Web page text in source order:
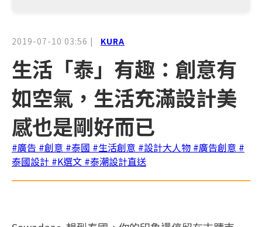
2019-07-10 03:56 | KURA
生活「泰」有趣：創意有
如空氣，生活充滿設計美
感也是剛好而已
#廣告 #創意 #泰國 #生活創意 #設計大人物 #廣告創意 #
泰國設計 #K選文 #泰潮設計直送